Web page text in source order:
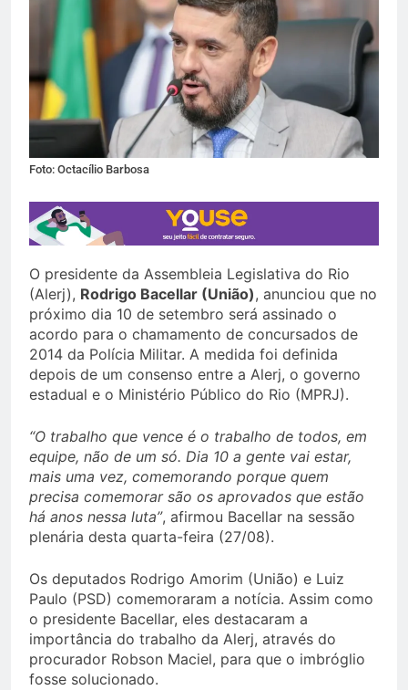
Foto: Octacílio Barbosa
O presidente da Assembleia Legislativa do Rio
(Alerj), Rodrigo Bacellar (União), anunciou que no
próximo dia 10 de setembro será assinado o
acordo para o chamamento de concursados de
2014 da Polícia Militar. A medida foi definida
depois de um consenso entre a Alerj, o governo
estadual e o Ministério Público do Rio (MPRJ).
“O trabalho que vence é o trabalho de todos, em
equipe, não de um só. Dia 10 a gente vai estar,
mais uma vez, comemorando porque quem
precisa comemorar são os aprovados que estão
há anos nessa luta”, afirmou Bacellar na sessão
plenária desta quarta-feira (27/08).
Os deputados Rodrigo Amorim (União) e Luiz
Paulo (PSD) comemoraram a notícia. Assim como
o presidente Bacellar, eles destacaram a
importância do trabalho da Alerj, através do
procurador Robson Maciel, para que o imbróglio
fosse solucionado.